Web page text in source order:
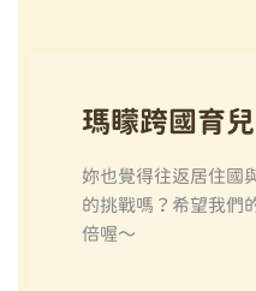
瑪矇跨國育
妳也覺得往返居住國
的挑戰嗎？希望我們
倍喔～